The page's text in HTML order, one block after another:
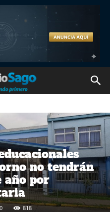
no tendrán
año por
818